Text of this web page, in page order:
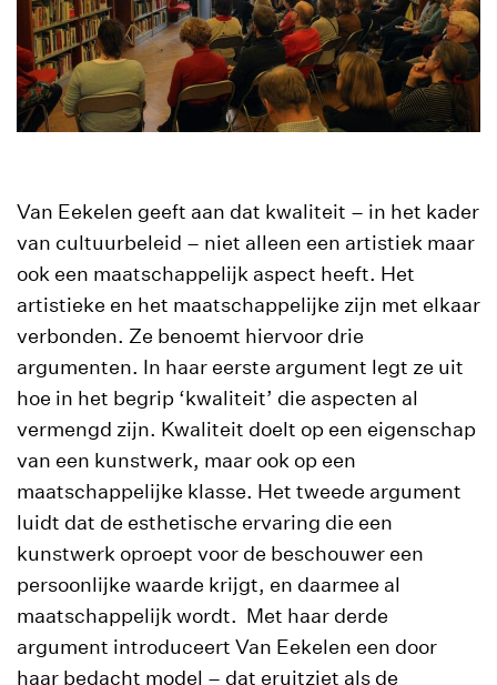
Van Eekelen geeft aan dat kwaliteit – in het kader
van cultuurbeleid – niet alleen een artistiek maar
ook een maatschappelijk aspect heeft. Het
artistieke en het maatschappelijke zijn met elkaar
verbonden. Ze benoemt hiervoor drie
argumenten. In haar eerste argument legt ze uit
hoe in het begrip ‘kwaliteit’ die aspecten al
vermengd zijn. Kwaliteit doelt op een eigenschap
van een kunstwerk, maar ook op een
maatschappelijke klasse. Het tweede argument
luidt dat de esthetische ervaring die een
kunstwerk oproept voor de beschouwer een
persoonlijke waarde krijgt, en daarmee al
maatschappelijk wordt. Met haar derde
argument introduceert Van Eekelen een door
haar bedacht model – dat eruitziet als de